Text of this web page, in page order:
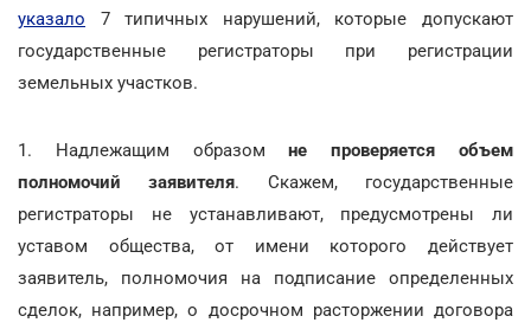
указало 7 типичных нарушений, которые допускают
государственные регистраторы при регистрации
земельных участков.
1. Надлежащим образом не проверяется объем
полномочий заявителя. Скажем, государственные
регистраторы не устанавливают, предусмотрены ли
уставом общества, от имени которого действует
заявитель, полномочия на подписание определенных
сделок, например, о досрочном расторжении договора